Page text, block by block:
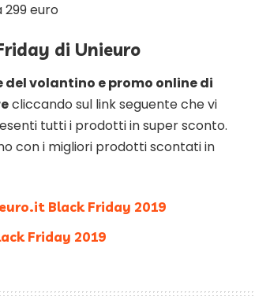
299 euro
di Unieuro
volantino e promo online di
cliccando sul link seguente che vi
tutti i prodotti in super sconto.
con i migliori prodotti scontati in
Black Friday 2019
Friday 2019